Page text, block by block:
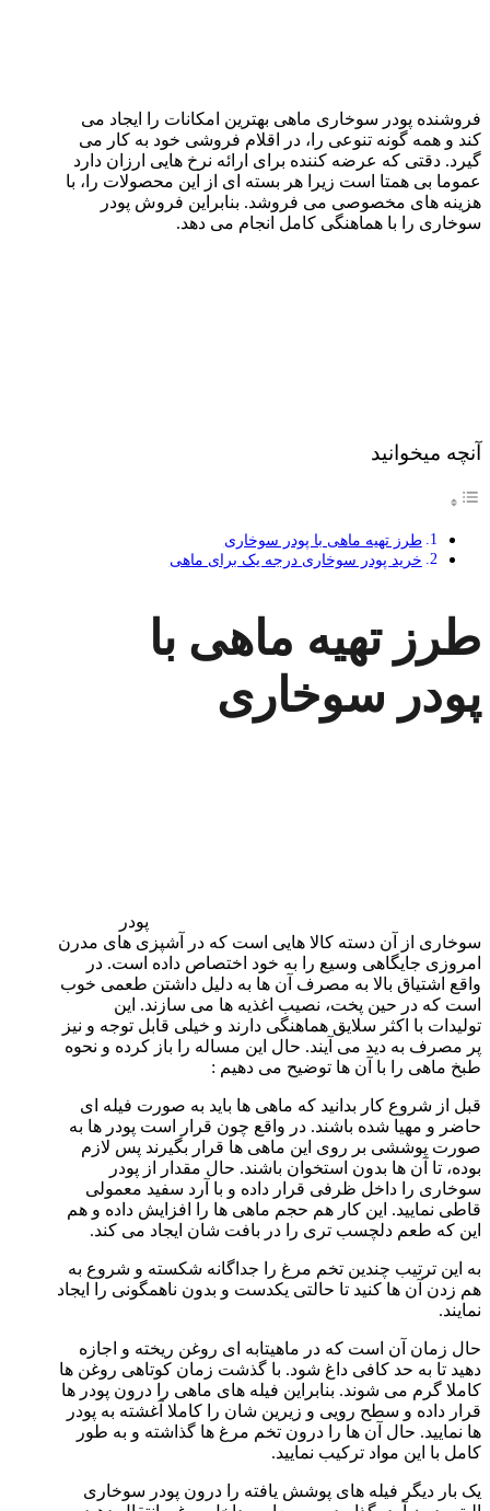
فروشنده پودر سوخاری ماهی بهترین امکانات را ایجاد می
کند و همه گونه تنوعی را، در اقلام فروشی خود به کار می
گیرد. دقتی که عرضه کننده برای ارائه نرخ هایی ارزان دارد
عموما بی همتا است زیرا هر بسته ای از این محصولات را، با
هزینه های مخصوصی می فروشد. بنابراین فروش پودر
سوخاری را با هماهنگی کامل انجام می دهد.
آنچه میخوانید
طرز تهیه ماهی با پودر سوخاری
خرید پودر سوخاری درجه یک برای ماهی
طرز تهیه ماهی با
پودر سوخاری
پودر
سوخاری از آن دسته کالا هایی است که در آشپزی های مدرن
امروزی جایگاهی وسیع را به خود اختصاص داده است. در
واقع اشتیاق بالا به مصرف آن ها به دلیل داشتن طعمی خوب
است که در حین پخت، نصیب اغذیه ها می سازند. این
تولیدات با اکثر سلایق هماهنگی دارند و خیلی قابل توجه و نیز
پر مصرف به دید می آیند. حال این مساله را باز کرده و نحوه
طبخ ماهی را با آن ها توضیح می دهیم :
قبل از شروع کار بدانید که ماهی ها باید به صورت فیله ای
حاضر و مهیا شده باشند. در واقع چون قرار است پودر ها به
صورت پوششی بر روی این ماهی ها قرار بگیرند پس لازم
بوده، تا آن ها بدون استخوان باشند. حال مقدار از پودر
سوخاری را داخل ظرفی قرار داده و با آرد سفید معمولی
قاطی نمایید. این کار هم حجم ماهی ها را افزایش داده و هم
این که طعم دلچسب تری را در بافت شان ایجاد می کند.
به این ترتیب چندین تخم مرغ را جداگانه شکسته و شروع به
هم زدن آن ها کنید تا حالتی یکدست و بدون ناهمگونی را ایجاد
نمایند.
حال زمان آن است که در ماهیتابه ای روغن ریخته و اجازه
دهید تا به حد کافی داغ شود. با گذشت زمان کوتاهی روغن ها
کاملا گرم می شوند. بنابراین فیله های ماهی را درون پودر ها
قرار داده و سطح رویی و زیرین شان را کاملا آغشته به پودر
ها نمایید. حال آن ها را درون تخم مرغ ها گذاشته و به طور
کامل با این مواد ترکیب نمایید.
یک بار دیگر فیله های پوشش یافته را درون پودر سوخاری